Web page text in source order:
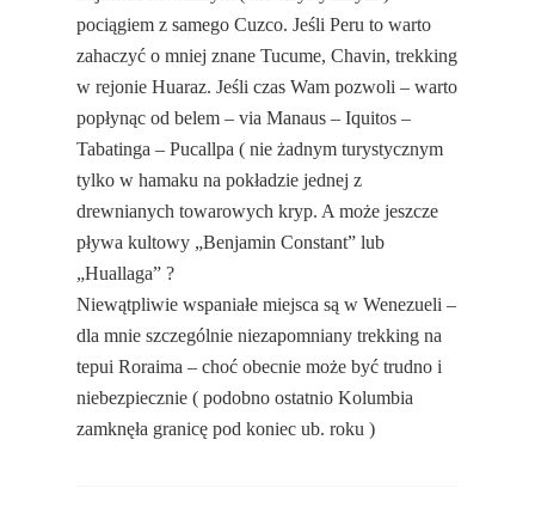
pociągiem z samego Cuzco. Jeśli Peru to warto
zahaczyć o mniej znane Tucume, Chavin, trekking
w rejonie Huaraz. Jeśli czas Wam pozwoli – warto
popłynąc od belem – via Manaus – Iquitos –
Tabatinga – Pucallpa ( nie żadnym turystycznym
tylko w hamaku na pokładzie jednej z
drewnianych towarowych kryp. A może jeszcze
pływa kultowy „Benjamin Constant” lub
„Huallaga” ?
Niewątpliwie wspaniałe miejsca są w Wenezueli –
dla mnie szczególnie niezapomniany trekking na
tepui Roraima – choć obecnie może być trudno i
niebezpiecznie ( podobno ostatnio Kolumbia
zamknęła granicę pod koniec ub. roku )